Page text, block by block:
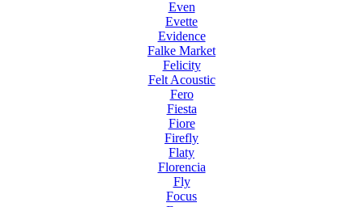
Even
Evette
Evidence
Falke Market
Felicity
Felt Acoustic
Fero
Fiesta
Fiore
Firefly
Flaty
Florencia
Fly
Focus